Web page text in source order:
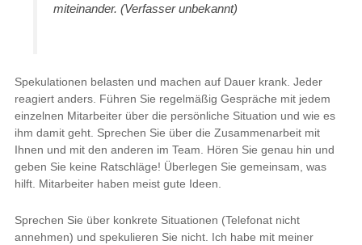
miteinander. (Verfasser unbekannt)
Spekulationen belasten und machen auf Dauer krank. Jeder
reagiert anders. Führen Sie regelmäßig Gespräche mit jedem
einzelnen Mitarbeiter über die persönliche Situation und wie es
ihm damit geht. Sprechen Sie über die Zusammenarbeit mit
Ihnen und mit den anderen im Team. Hören Sie genau hin und
geben Sie keine Ratschläge! Überlegen Sie gemeinsam, was
hilft. Mitarbeiter haben meist gute Ideen.
Sprechen Sie über konkrete Situationen (Telefonat nicht
annehmen) und spekulieren Sie nicht. Ich habe mit meiner